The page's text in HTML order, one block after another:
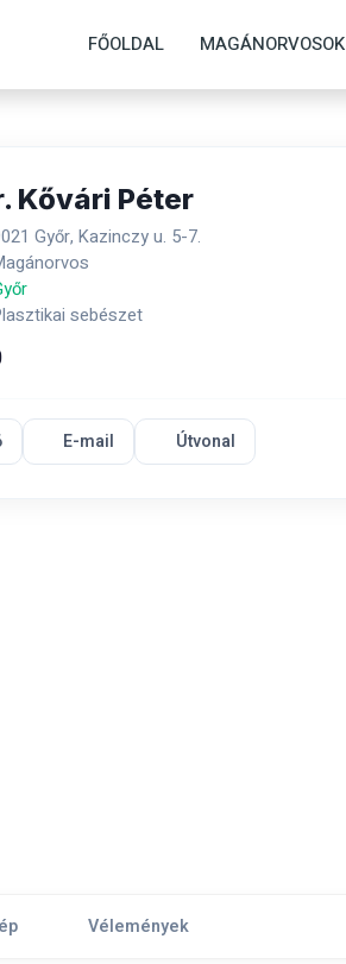
FŐOLDAL MAGÁNORVOSOK
Kővári Péter
Győr, Kazinczy u. 5-7.
sebészet
E-mail Útvonal
Vélemények